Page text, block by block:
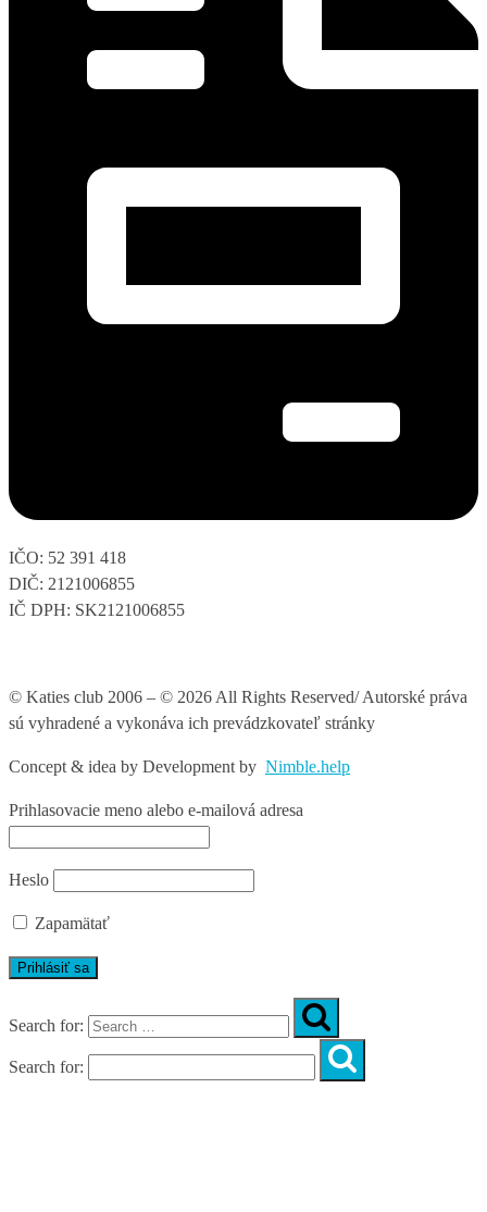
IČO: 52 391 418
DIČ: 2121006855
IČ DPH: SK2121006855
© Katies club 2006 – © 2026 All Rights Reserved/ Autorské práva
sú vyhradené a vykonáva ich prevádzkovateľ stránky
Concept & idea by Development by Nimble.help
Prihlasovacie meno alebo e-mailová adresa
Heslo
Zapamätať
Search for:
Search for: